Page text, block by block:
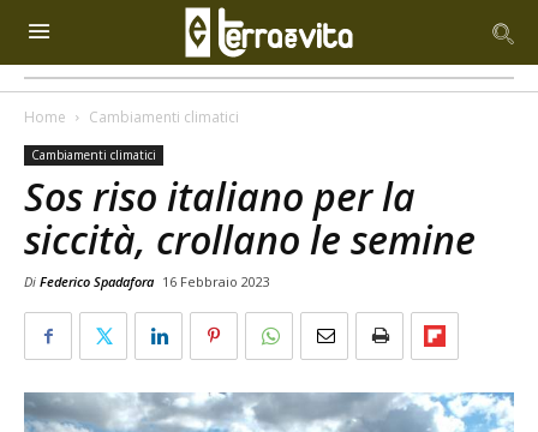
Home Cambiamenti climatici
Cambiamenti climatici
Sos riso italiano per la
siccità, crollano le semine
Di Federico Spadafora 16 Febbraio 2023